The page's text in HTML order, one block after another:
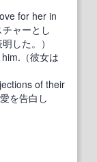
for her in
ャーとし
した。）
（彼女は
of their
を告白し